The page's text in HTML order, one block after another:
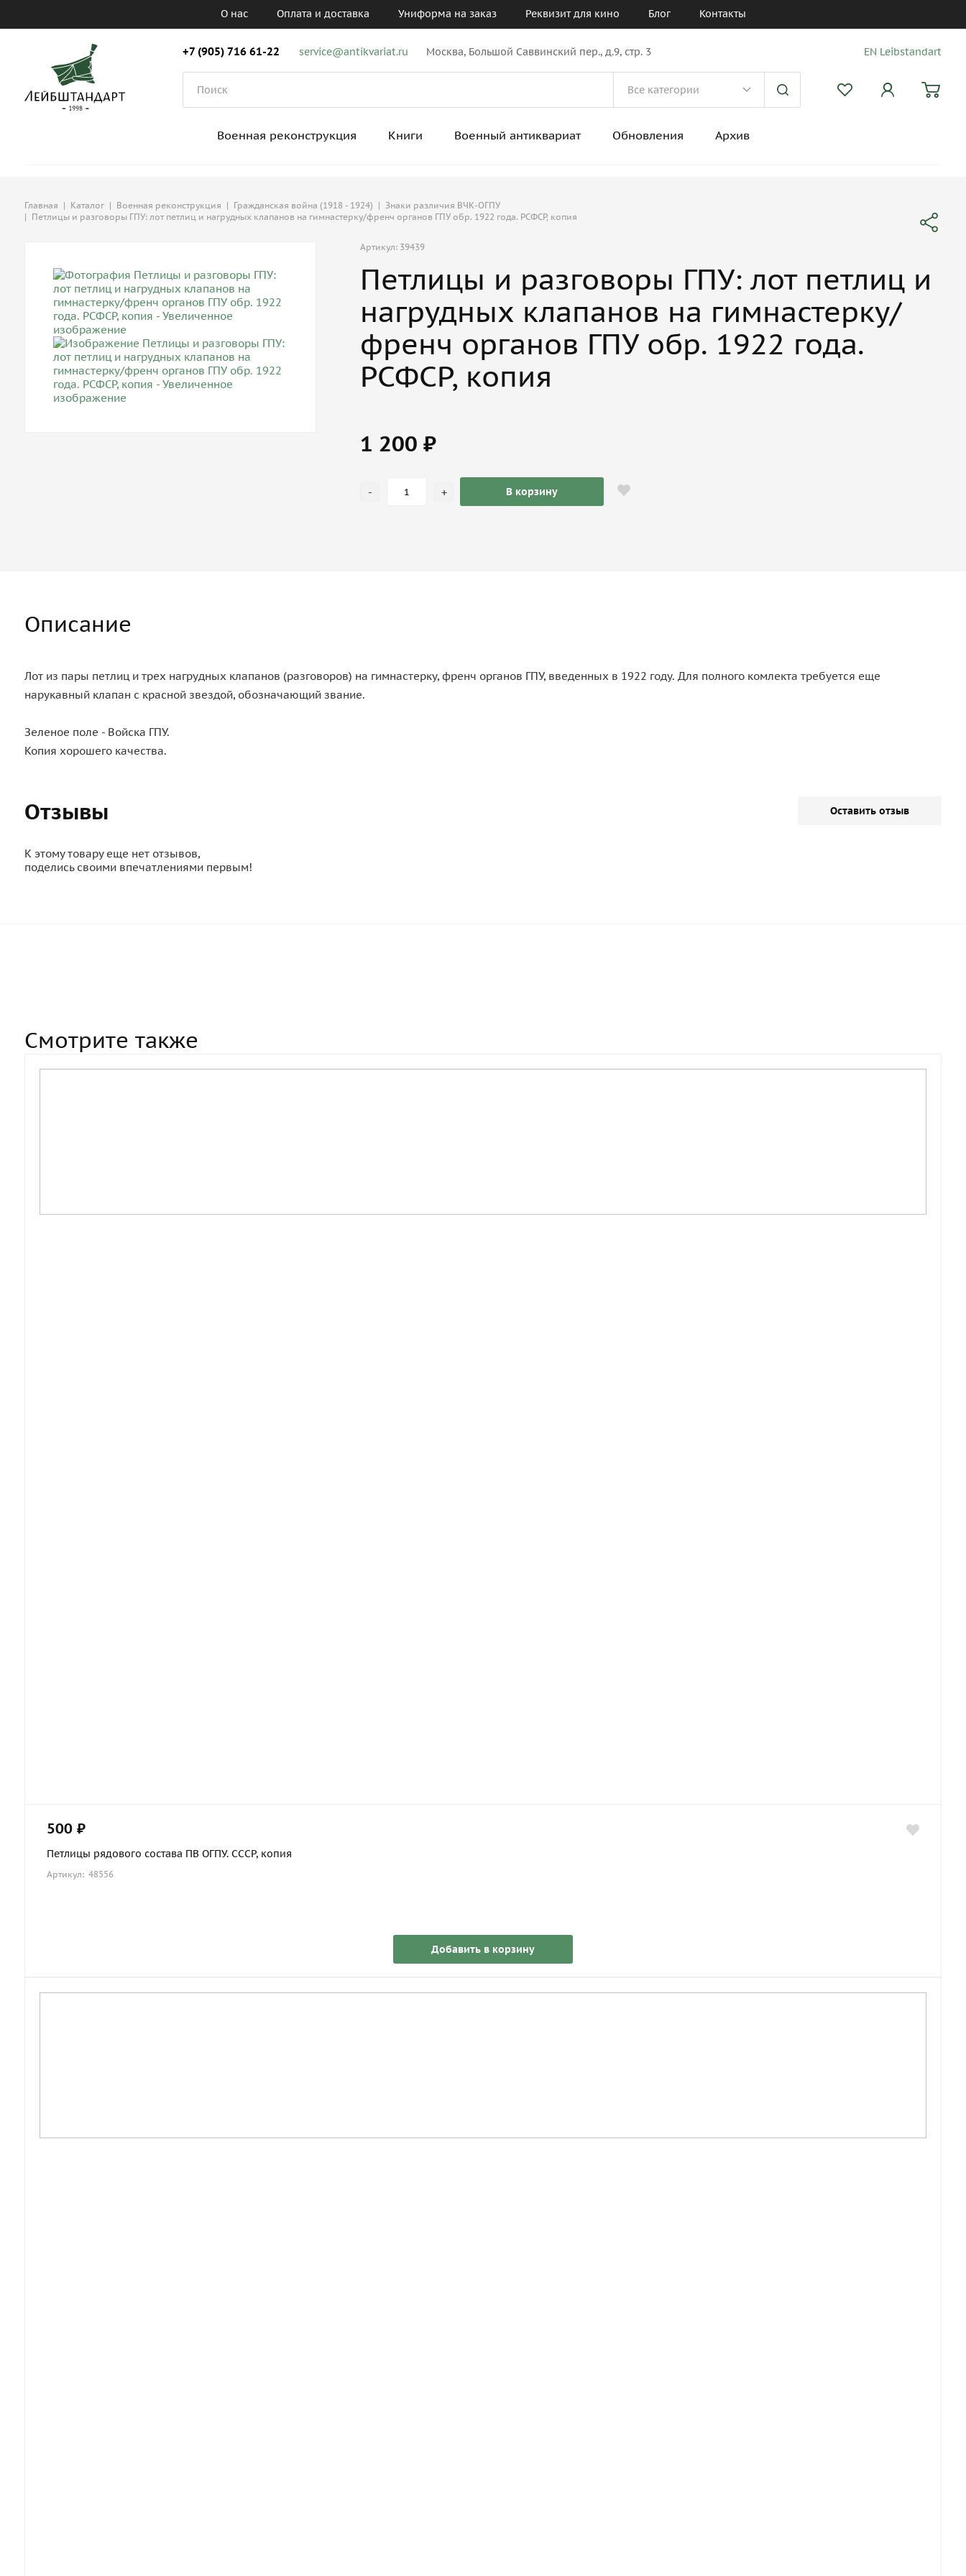
О нас Оплата и доставка Униформа на заказ Реквизит для кино Блог Контакты
+7 (905) 716 61-22 service@antikvariat.ru Москва, Большой Саввинский пер., д.9, стр. 3 EN Leibstandart
Военная реконструкция Книги Военный антиквариат Обновления Архив
Главная | Каталог | Военная реконструкция | Гражданская война (1918 - 1924) | Знаки различия ВЧК-ОГПУ
| Петлицы и разговоры ГПУ: лот петлиц и нагрудных клапанов на гимнастерку/френч органов ГПУ обр. 1922 года. РСФСР, копия
Артикул: 39439
Петлицы и разговоры ГПУ: лот петлиц и
нагрудных клапанов на гимнастерку/
френч органов ГПУ обр. 1922 года.
РСФСР, копия
1 200 ₽
- + В корзину
Описание
Лот из пары петлиц и трех нагрудных клапанов (разговоров) на гимнастерку, френч органов ГПУ, введенных в 1922 году. Для полного комлекта требуется еще
нарукавный клапан с красной звездой, обозначающий звание.
Зеленое поле - Войска ГПУ.
Копия хорошего качества.
Отзывы Оставить отзыв
К этому товару еще нет отзывов,
поделись своими впечатлениями первым!
Смотрите также
500 ₽
Петлицы рядового состава ПВ ОГПУ. СССР, копия
Артикул: 48556
Добавить в корзину